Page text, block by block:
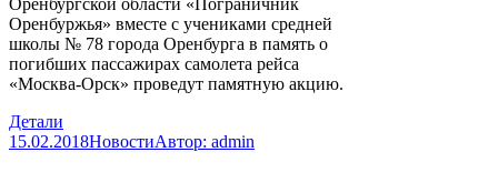
Оренбургской области «Пограничник
Оренбуржья» вместе с учениками средней
школы № 78 города Оренбурга в память о
погибших пассажирах самолета рейса
«Москва-Орск» проведут памятную акцию.
Детали
15.02.2018НовостиАвтор: admin